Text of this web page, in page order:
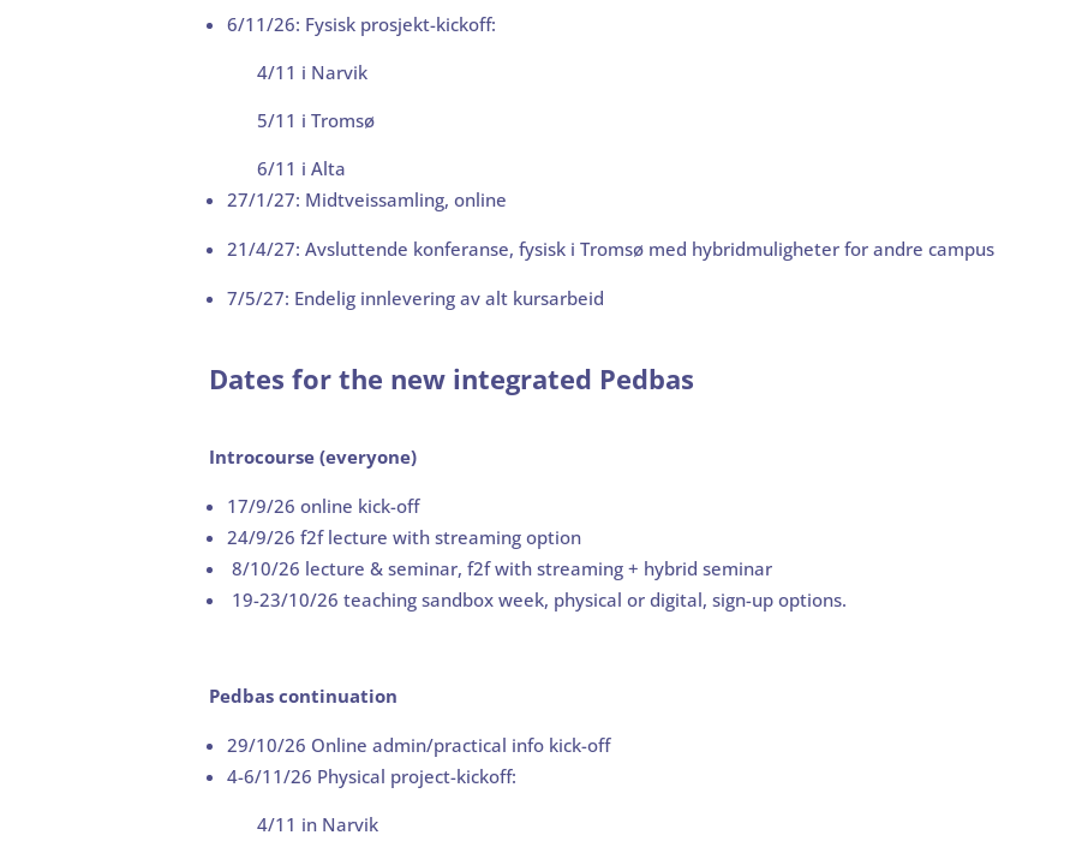
6/11/26: Fysisk prosjekt-kickoff:
4/11 i Narvik
5/11 i Tromsø
6/11 i Alta
27/1/27: Midtveissamling, online
21/4/27: Avsluttende konferanse, fysisk i Tromsø med hybridmuligheter for andre campus
7/5/27: Endelig innlevering av alt kursarbeid
Dates for the new integrated Pedbas
Introcourse (everyone)
17/9/26 online kick-off
24/9/26 f2f lecture with streaming option
8/10/26 lecture & seminar, f2f with streaming + hybrid seminar
19-23/10/26 teaching sandbox week, physical or digital, sign-up options.
Pedbas continuation
29/10/26 Online admin/practical info kick-off
4-6/11/26 Physical project-kickoff:
4/11 in Narvik